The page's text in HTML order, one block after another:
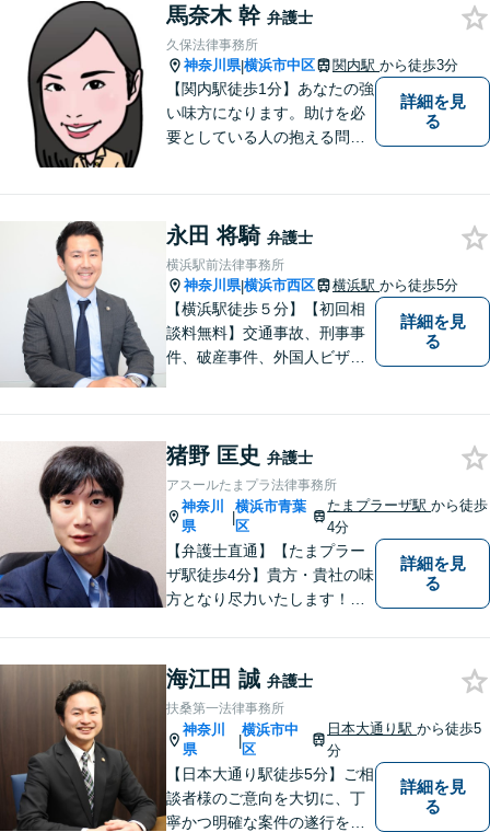
り】負債総額数億円の倒産申
立ての実績あり【完全個室】
【青葉台駅1分】【複数弁護士
在籍】
馬奈木 幹 弁護士
久保法律事務所
神奈川県|横浜市中区 関内駅 から徒歩3分
【関内駅徒歩1分】あなたの強
い味方になります。助けを必
要としている人の抱える問題
でいます。ぜひお気軽にご相
談ください。
詳細を見
る
永田 将騎 弁護士
横浜駅前法律事務所
神奈川県|横浜市西区 横浜駅 から徒歩5分
【横浜駅徒歩５分】【初回相
談料無料】交通事故、刑事事
件、破産事件、外国人ビザ事
お話を伺います。
詳細を見
る
猪野 匡史 弁護士
アスールたまプラ法律事務所
神奈川
県
|
横浜市青葉
区
たまプラーザ駅から徒歩
4分
【弁護士直通】【たまプラー
ザ駅徒歩4分】貴方・貴社の味
方となり尽力いたします！当
ください。
詳細を見
る
海江田 誠 弁護士
扶桑第一法律事務所
神奈川
県
|
横浜市中
区
日本大通り駅から徒歩5
分
【日本大通り駅徒歩5分】ご相
談者様のご意向を大切に、丁
寧かつ明確な案件の遂行を心
詳細を見
る